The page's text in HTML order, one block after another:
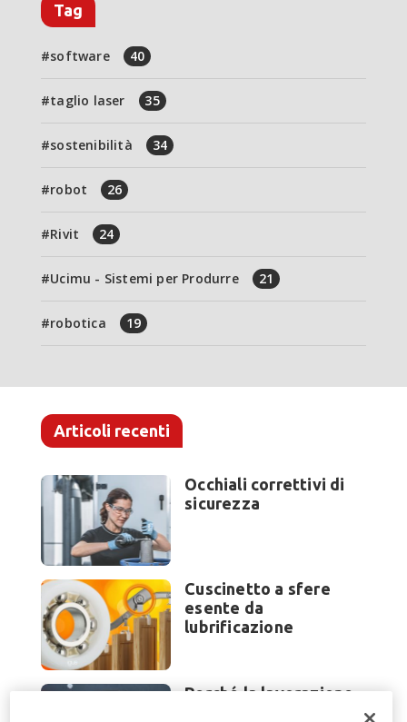
Tag
software 40
taglio laser 35
sostenibilità 34
robot 26
Rivit 24
Ucimu - Sistemi per Produrre 21
robotica 19
Articoli recenti
Occhiali correttivi di
sicurezza
Cuscinetto a sfere
esente da
lubrificazione
Perché la lavorazione